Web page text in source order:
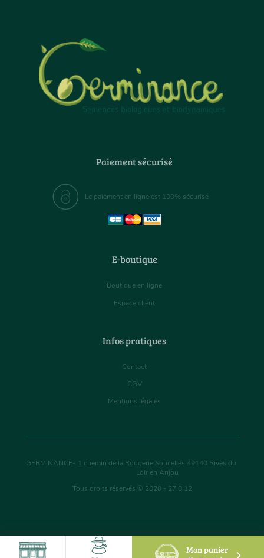
Mon panier
Paiement sécurisé
Le paiement en ligne est 100% sécurisé
E-boutique
Boutique en ligne
Espace client
Infos pratiques
Contact
CGV
Mentions légales
GERMINANCE- 1 chemin de la Rougerie Soucelles 49140 Rives du
Loir en Anjou
Tous droits réservés © 2020 - 27.0.12